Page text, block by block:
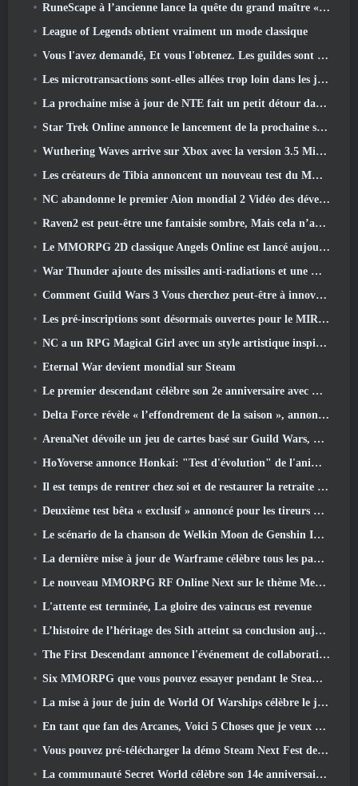
RuneScape à l’ancienne lance la quête du grand maître « La Lune de sang se lève », Mettre fin à une série de quêtes de 20 ans
League of Legends obtient vraiment un mode classique
Vous l'avez demandé, Et vous l'obtenez. Les guildes sont maintenant disponibles dans Eterspire
Les microtransactions sont-elles allées trop loin dans les jeux gratuits?
La prochaine mise à jour de NTE fait un petit détour dans un jeu de table fantastique
Star Trek Online annonce le lancement de la prochaine saison « Undiscovered »
Wuthering Waves arrive sur Xbox avec la version 3.5 Mise à jour
Les créateurs de Tibia annoncent un nouveau test du MMORPG Zombie à l'ancienne, Persister en ligne
NC abandonne le premier Aion mondial 2 Vidéo des développeurs, Partager des détails sur le jeu
Raven2 est peut-être une fantaisie sombre, Mais cela n’arrête pas les plaisirs de l’été
Le MMORPG 2D classique Angels Online est lancé aujourd'hui dans le monde entier
War Thunder ajoute des missiles anti-radiations et une mesure de soutien électronique dans la mise à jour de la cavalerie lourde
Comment Guild Wars 3 Vous cherchez peut-être à innover dans l’espace MMO
Les pré-inscriptions sont désormais ouvertes pour le MIRESI de Smilegate: Un avenir invisible
NC a un RPG Magical Girl avec un style artistique inspiré de l’anime des années 90 en préparation
Eternal War devient mondial sur Steam
Le premier descendant célèbre son 2e anniversaire avec Descendant Fest 2026 Flux
Delta Force révèle « l’effondrement de la saison », annonce la collaboration Rainbow Six Siege
ArenaNet dévoile un jeu de cartes basé sur Guild Wars, Lié par la brume
HoYoverse annonce Honkai: "Test d'évolution" de l'anime Nexus
Il est temps de rentrer chez soi et de restaurer la retraite heureuse là où les vents se rencontrent
Deuxième test bêta « exclusif » annoncé pour les tireurs de survie en équipe qui prennent du temps
Le scénario de la chanson de Welkin Moon de Genshin Impact touche à sa fin.. Sur la Lune
La dernière mise à jour de Warframe célèbre tous les papas de l'espace
Le nouveau MMORPG RF Online Next sur le thème Mech de Netmarble sera lancé à l'échelle mondiale
L'attente est terminée, La gloire des vaincus est revenue
L’histoire de l’héritage des Sith atteint sa conclusion aujourd’hui dans la dernière mise à jour de SWTOR
The First Descendant annonce l'événement de collaboration EVANGELION
Six MMORPG que vous pouvez essayer pendant le Steam Next Fest
La mise à jour de juin de World Of Warships célèbre le jour de l'indépendance des États-Unis avec une nouvelle campagne narrative
En tant que fan des Arcanes, Voici 5 Choses que je veux voir du MMO Riot
Vous pouvez pré-télécharger la démo Steam Next Fest de Embers Of The Uncrowned demain
La communauté Secret World célèbre son 14e anniversaire avec un mystère qu'ils doivent résoudre ensemble